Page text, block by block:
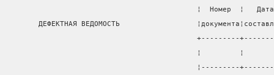
¦  Номер  ¦   Дата
ДЕФЕКТНАЯ ВЕДОМОСТЬ
+---------
¦         ¦
¦---------